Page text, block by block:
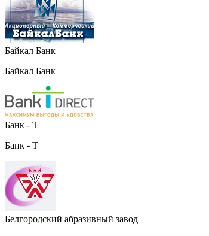
Байкал Банк
Байкал Банк
Банк - Т
Банк - Т
Белгородский абразивный завод